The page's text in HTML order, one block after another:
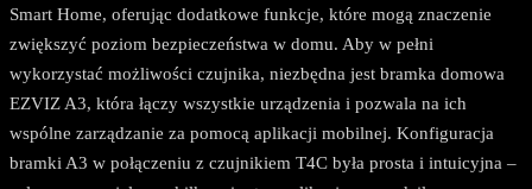
Smart Home, oferując dodatkowe funkcje, które mogą znaczenie
zwiększyć poziom bezpieczeństwa w domu. Aby w pełni
wykorzystać możliwości czujnika, niezbędna jest bramka domowa
EZVIZ A3, która łączy wszystkie urządzenia i pozwala na ich
wspólne zarządzanie za pomocą aplikacji mobilnej. Konfiguracja
bramki A3 w połączeniu z czujnikiem T4C była prosta i intuicyjna –